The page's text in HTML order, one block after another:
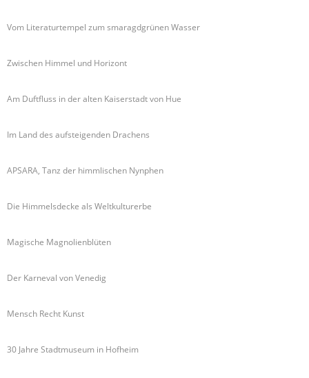
Vom Literaturtempel zum smaragdgrünen Wasser
Zwischen Himmel und Horizont
Am Duftfluss in der alten Kaiserstadt von Hue
Im Land des aufsteigenden Drachens
APSARA, Tanz der himmlischen Nynphen
Die Himmelsdecke als Weltkulturerbe
Magische Magnolienblüten
Der Karneval von Venedig
Mensch Recht Kunst
30 Jahre Stadtmuseum in Hofheim